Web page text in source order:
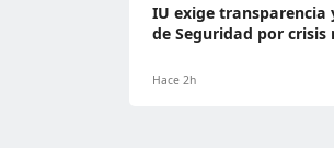
IU exige transparencia
de Seguridad por
Hace 2h